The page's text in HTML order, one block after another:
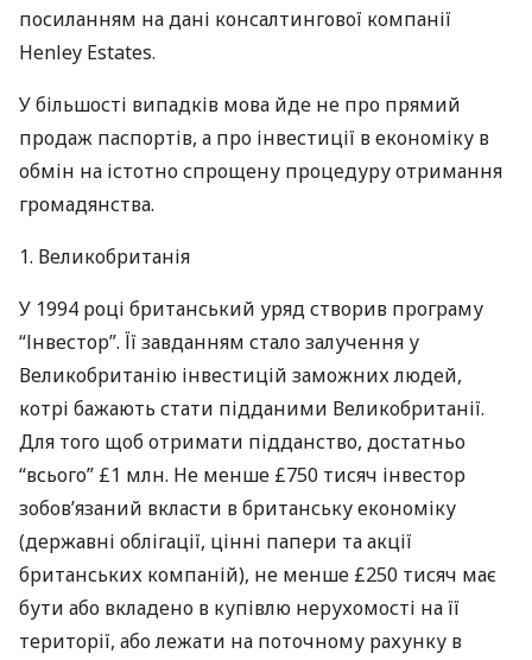
посиланням на дані консалтингової компанії
Henley Estates.
У більшості випадків мова йде не про прямий
продаж паспортів, а про інвестиції в економіку в
обмін на істотно спрощену процедуру отримання
громадянства.
1. Великобританія
У 1994 році британський уряд створив програму
“Інвестор”. Її завданням стало залучення у
Великобританію інвестицій заможних людей,
котрі бажають стати підданими Великобританії.
Для того щоб отримати підданство, достатньо
“всього” £1 млн. Не менше £750 тисяч інвестор
зобов’язаний вкласти в британську економіку
(державні облігації, цінні папери та акції
британських компаній), не менше £250 тисяч має
бути або вкладено в купівлю нерухомості на її
території, або лежати на поточному рахунку в